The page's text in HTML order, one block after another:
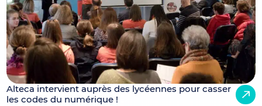
Alteca intervient auprès des lycéennes pour casser
les codes du numérique !